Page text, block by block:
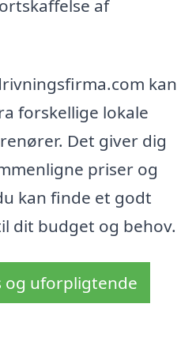
af
kan
forskellige lokale
Det giver dig
priser og
kan finde et godt
dit budget og behov.
og uforpligtende